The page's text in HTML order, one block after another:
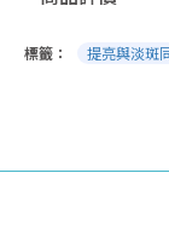
標籤： 提亮與淡斑